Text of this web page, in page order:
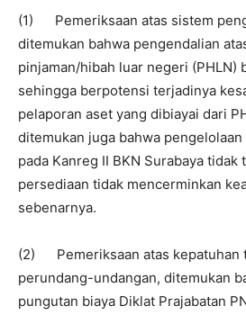
(1) Pemeriksaan atas sistem
ditemukan bahwa pengendalian
pinjaman/hibah luar negeri (PHLN)
sehingga berpotensi terjadinya
pelaporan aset yang dibiayai dari
ditemukan juga bahwa
pada Kanreg II BKN Surabaya
persediaan tidak mencerminkan
sebenarnya.
(2) Pemeriksaan atas kepatuhan
perundang-undangan, ditemukan
pungutan biaya Diklat Prajabatan